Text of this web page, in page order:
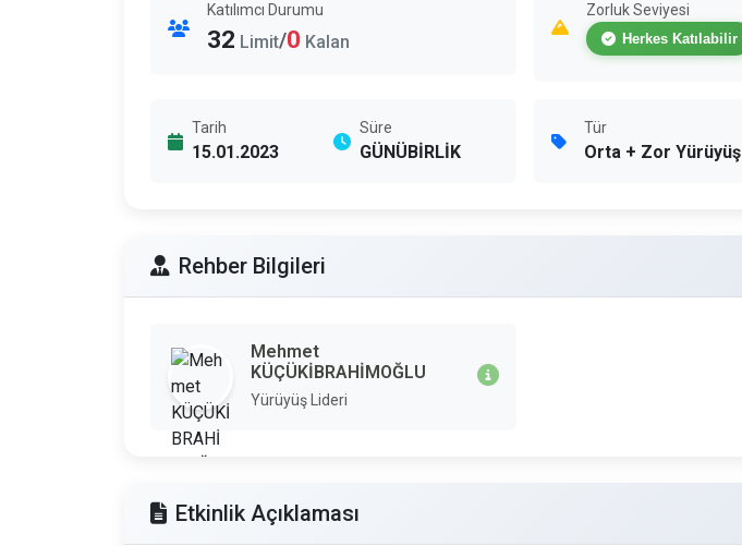
Katılımcı Durumu
32 Limit/0 Kalan
Zorluk Seviyesi
Herkes Katılabilir
Tarih
15.01.2023
Süre
GÜNÜBİRLİK
Tür
Orta + Zor Yürüyüş
Rehber Bilgileri
Mehmet
KÜÇÜKİBRAHİMOĞLU
Yürüyüş Lideri
Etkinlik Açıklaması